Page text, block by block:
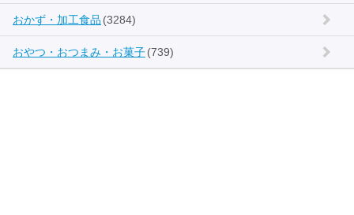
おかず・加工食品 (3284)
おやつ・おつまみ・お菓子(739)